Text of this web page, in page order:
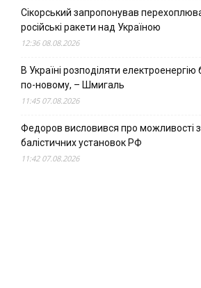
Сікорський запропонував
російські ракети над Україною
12:36 08.08.2026
В Україні розподіляти електроенергію
по-новому, – Шмигаль
11:45 07.08.2026
Федоров висловився про можливості
балістичних установок РФ
11:42 07.08.2026